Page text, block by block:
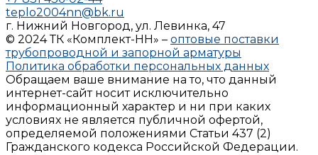
teplo2004nn@bk.ru
г. Нижний Новгород, ул. Левинка, 47
© 2024 ТК «Комплект-НН» – оптовые поставки
трубопроводной и запорной арматуры
Политика обработки персональных данных
Обращаем ваше внимание на то, что данный
интернет-сайт носит исключительно
информационный характер и ни при каких
условиях не является публичной офертой,
определяемой положениями Статьи 437 (2)
Гражданского кодекса Российской Федерации.